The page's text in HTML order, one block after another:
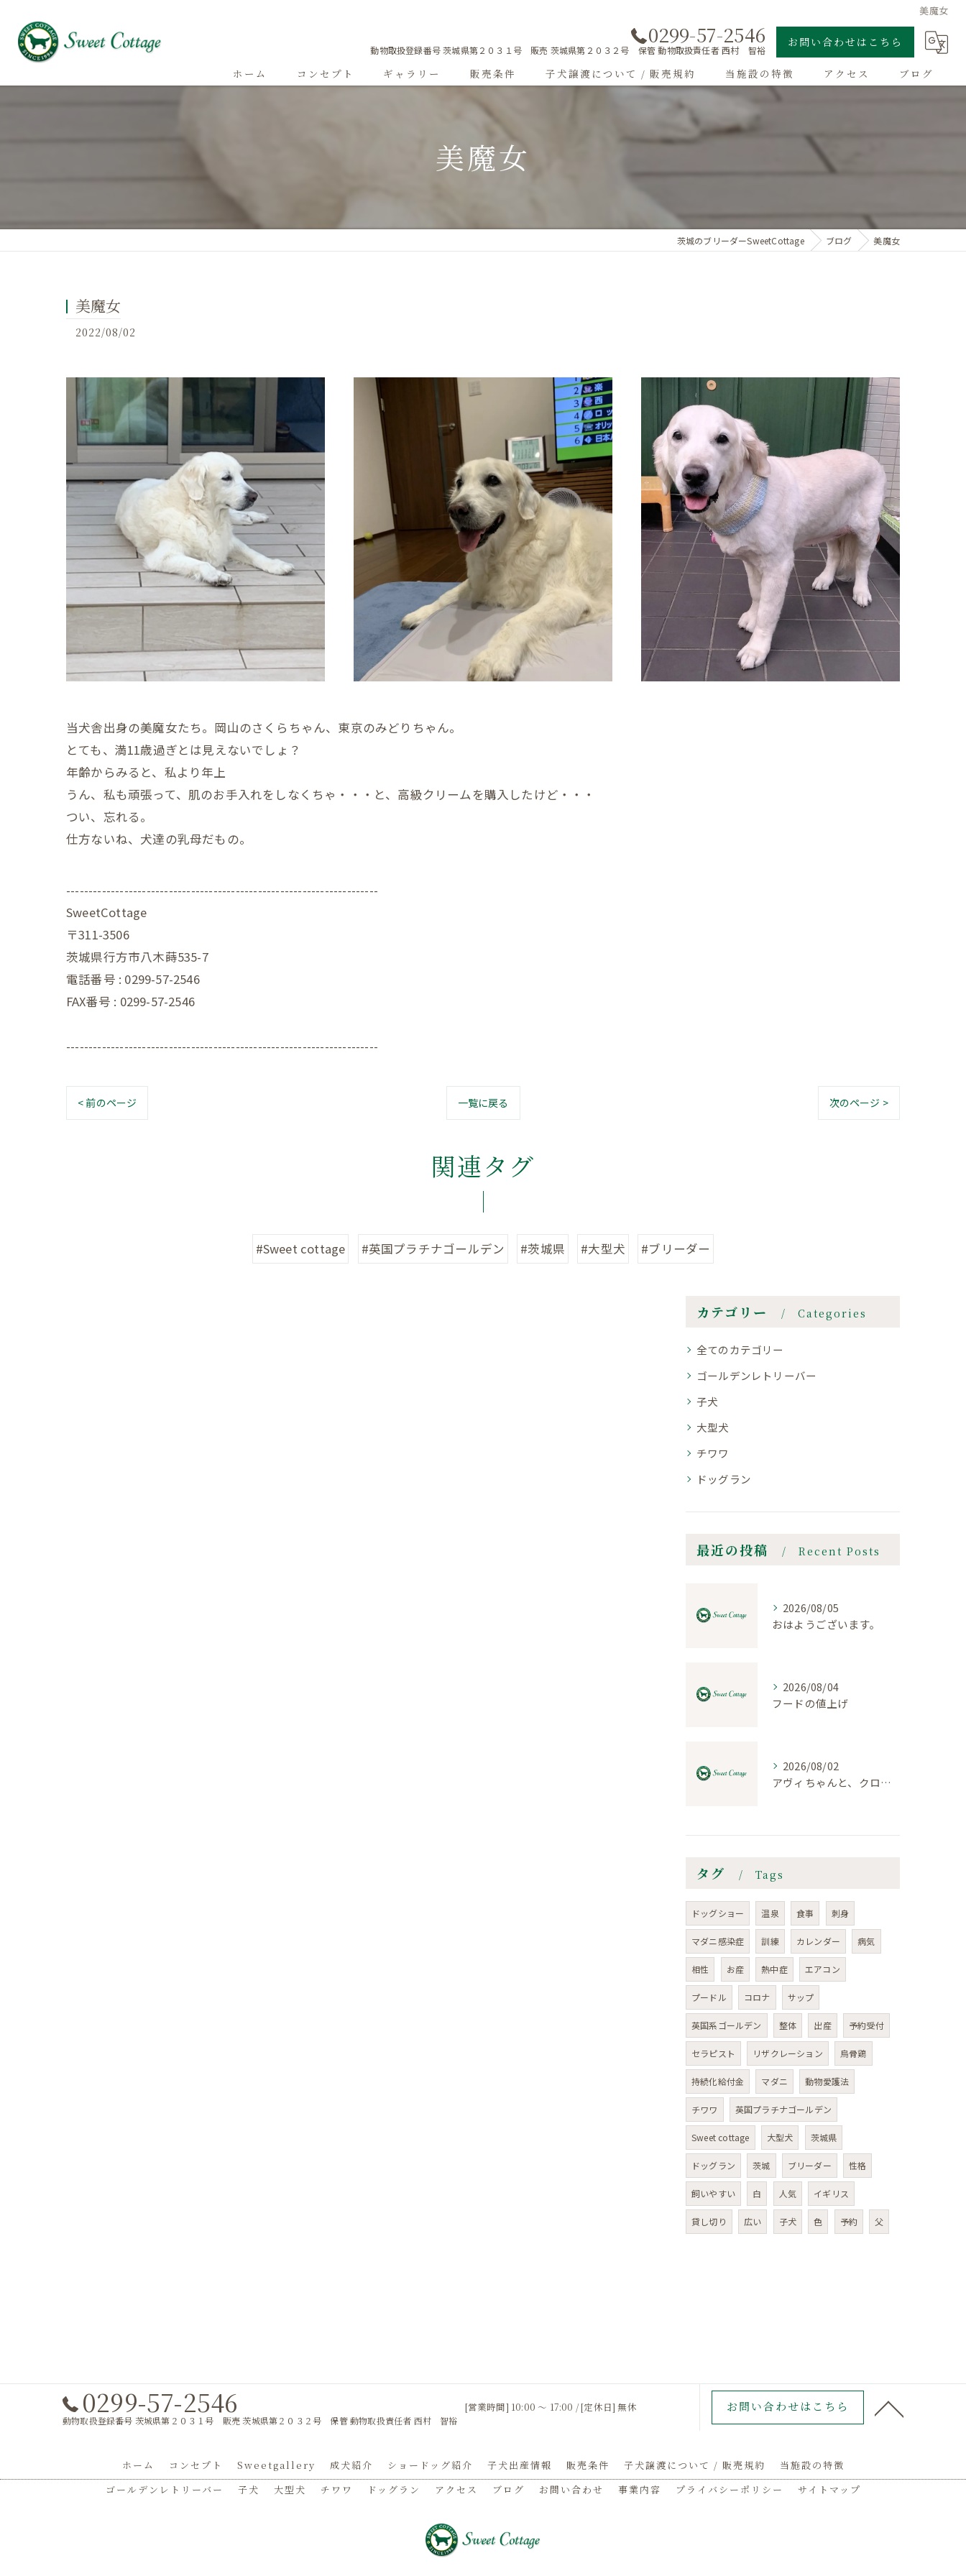
美魔女
0299-57-2546
動物取扱登録番号 茨城県第２０３１号 販売 茨城県第２０３２号 保管 動物取扱責任者 西村 智裕
お問い合わせはこちら
ホーム コンセプト ギャラリー 販売条件 子犬譲渡について / 販売規約 当施設の特徴
ゴールデンレトリーバー
ドッグラン
アクセス ブログ
美魔女
茨城のブリーダーSweetCottage ブログ 美魔女
美魔女
2022/08/02
当犬舎出身の美魔女たち。岡山のさくらちゃん、東京のみどりちゃん。
とても、満11歳過ぎとは見えないでしょ？
年齢からみると、私より年上
うん、私も頑張って、肌のお手入れをしなくちゃ・・・と、高級クリームを購入したけど・・・
つい、忘れる。
仕方ないね、犬達の乳母だもの。
----------------------------------------------------------------------
SweetCottage
〒311-3506
茨城県行方市八木蒔535-7
電話番号 : 0299-57-2546
FAX番号 : 0299-57-2546
----------------------------------------------------------------------
< 前のページ 一覧に戻る 次のページ >
関連タグ
#Sweet cottage #英国プラチナゴールデン #茨城県 #大型犬 #ブリーダー
カテゴリー Categories
全てのカテゴリー
ゴールデンレトリーバー
子犬
大型犬
チワワ
ドッグラン
最近の投稿 Recent Posts
2026/08/05
おはようございます。
2026/08/04
フードの値上げ
2026/08/02
アヴィちゃんと、クロエちゃん
タグ Tags
ドッグショー 温泉 食事 刺身
マダニ感染症 訓練 カレンダー 病気
相性 お産 熱中症 エアコン
プードル コロナ サップ
英国系ゴールデン 整体 出産 予約受付
セラピスト リザクレーション 烏骨鶏
持続化給付金 マダニ 動物愛護法
チワワ 英国プラチナゴールデン
Sweet cottage 大型犬 茨城県
ドッグラン 茨城 ブリーダー 性格
飼いやすい 白 人気 イギリス
貸し切り 広い 子犬 色 予約 父
0299-57-2546
動物取扱登録番号 茨城県第２０３１号 販売 茨城県第２０３２号 保管 動物取扱責任者 西村 智裕
[営業時間] 10:00 〜 17:00 / [定休日] 無休 お問い合わせはこちら
ホーム コンセプト Sweetgallery 成犬紹介 ショードッグ紹介 子犬出産情報 販売条件 子犬譲渡について / 販売規約
当施設の特徴
ゴールデンレトリーバー
子犬 大型犬 チワワ ドッグラン アクセス ブログ お問い合わせ 事業内容 プライバシーポリシー サイトマップ